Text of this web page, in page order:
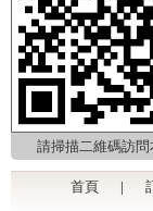
請掃描二維碼訪問
首頁 |